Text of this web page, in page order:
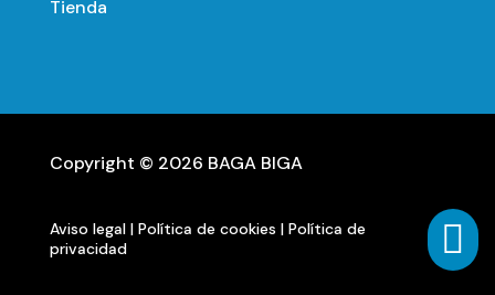
Tienda
Copyright © 2026 BAGA BIGA
Aviso legal| Política de cookies | Política de
privacidad
